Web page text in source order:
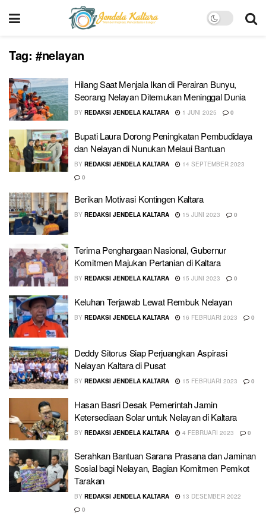
Tag: #nelayan
Hilang Saat Menjala Ikan di Perairan Bunyu,
Seorang Nelayan Ditemukan Meninggal Dunia
BY REDAKSI JENDELA KALTARA 1 JUNI 2025 0
Bupati Laura Dorong Peningkatan Pembudidaya
dan Nelayan di Nunukan Melaui Bantuan
BY REDAKSI JENDELA KALTARA
14 SEPTEMBER 2023
0
Berikan Motivasi Kontingen Kaltara
BY REDAKSI JENDELA KALTARA 15 JUNI 2023 0
Terima Penghargaan Nasional, Gubernur
Komitmen Majukan Pertanian di Kaltara
BY REDAKSI JENDELA KALTARA 15 JUNI 2023 0
Keluhan Terjawab Lewat Rembuk Nelayan
BY REDAKSI JENDELA KALTARA 16 FEBRUARI 2023 0
Deddy Sitorus Siap Perjuangkan Aspirasi
Nelayan Kaltara di Pusat
BY REDAKSI JENDELA KALTARA 15 FEBRUARI 2023 0
Hasan Basri Desak Pemerintah Jamin
Ketersediaan Solar untuk Nelayan di Kaltara
BY REDAKSI JENDELA KALTARA 4 FEBRUARI 2023 0
Serahkan Bantuan Sarana Prasana dan Jaminan
Sosial bagi Nelayan, Bagian Komitmen Pemkot
Tarakan
BY REDAKSI JENDELA KALTARA
13 DESEMBER 2022
0